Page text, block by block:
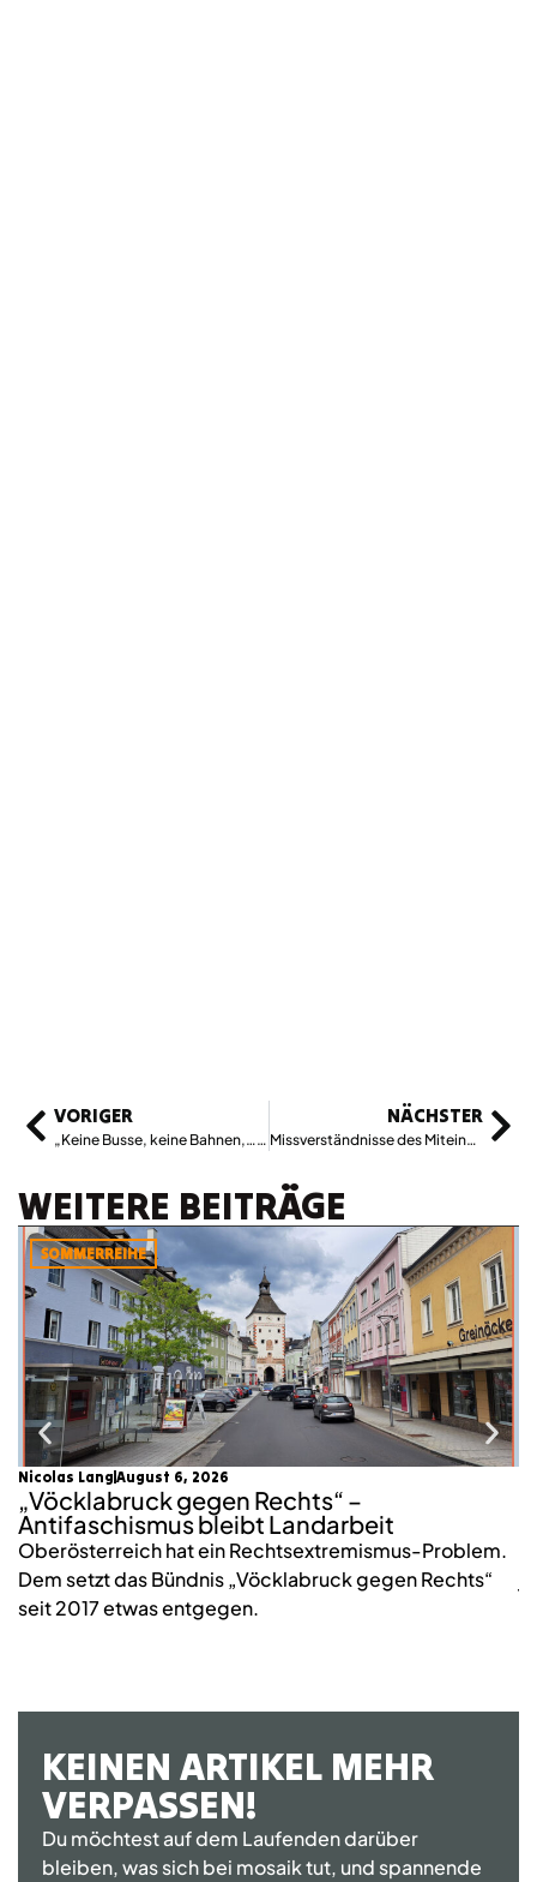
VORIGER
„Keine Busse, keine Bahnen,…“ – Buslenker*innen im Arbeitskampf
NÄCHSTER
Missverständnisse des Miteinander – „Bei den Linken“
WEITERE BEITRÄGE
SOMMERREIHE
Nicolas Lang August 6, 2026
„Vöcklabruck gegen Rechts“ –
Antifaschismus bleibt Landarbeit
Oberösterreich hat ein Rechtsextremismus-Problem.
Dem setzt das Bündnis „Vöcklabruck gegen Rechts“
seit 2017 etwas entgegen.
KEINEN ARTIKEL MEHR
VERPASSEN!
Du möchtest auf dem Laufenden darüber
bleiben, was sich bei mosaik tut, und spannende